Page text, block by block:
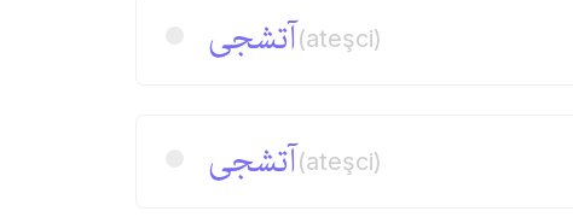
آتشجی(ateşci)
آتشجی(ateşci)